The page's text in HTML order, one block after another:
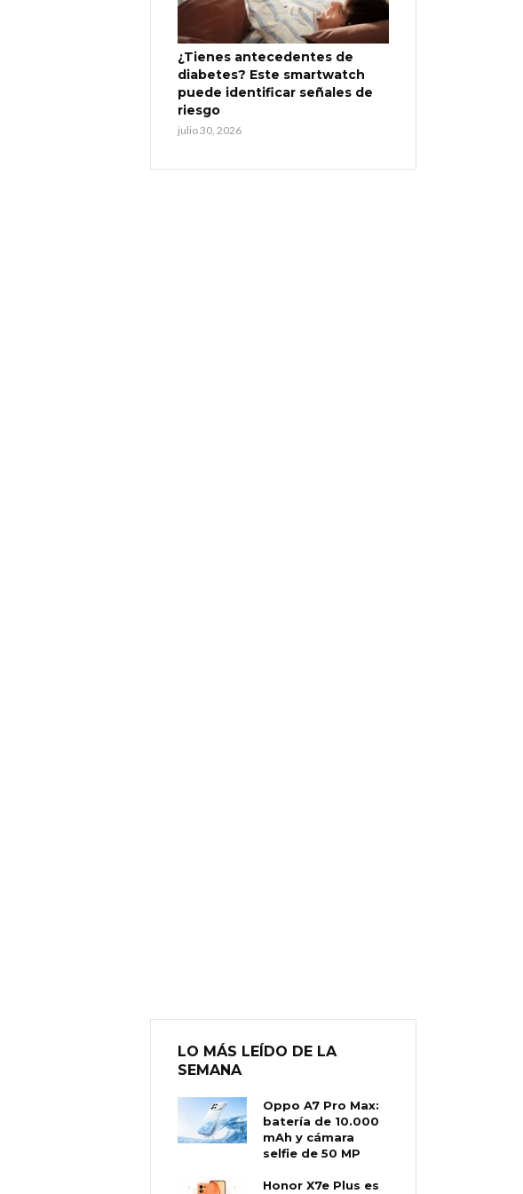
¿Tienes antecedentes de
diabetes? Este smartwatch
puede identificar señales de
riesgo
julio 30, 2026
LO MÁS LEÍDO DE LA
SEMANA
Oppo A7 Pro Max:
batería de 10.000
mAh y cámara
selfie de 50 MP
Honor X7e Plus es